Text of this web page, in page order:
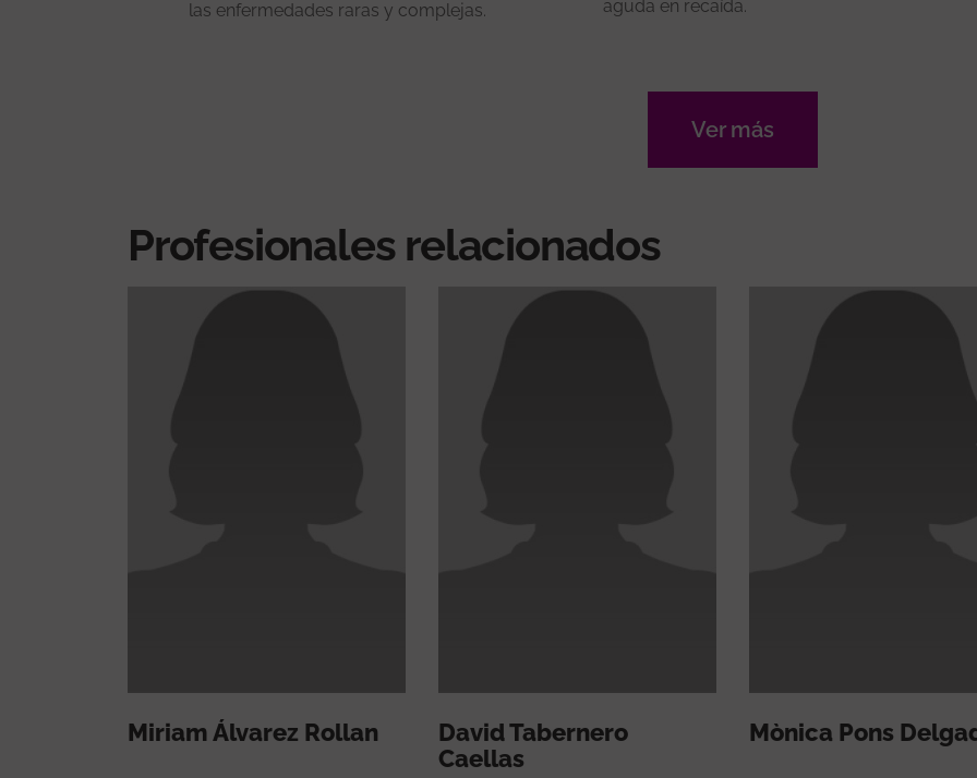
las enfermedades raras y complejas.
aguda en recaída.
Ver más
Profesionales relacionados
Miriam Álvarez Rollan
David Tabernero
Caellas
Mònica Pons